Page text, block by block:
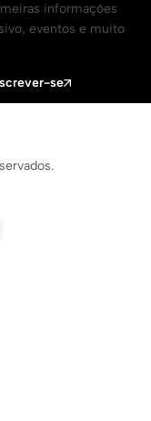
informações
eventos e muito
se